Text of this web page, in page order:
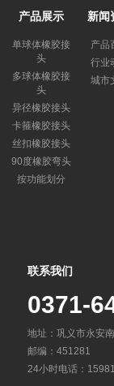
产品展示
单球体橡胶接
头
多球体橡胶接
头
异径橡胶接头
卡箍橡胶接头
丝扣橡胶接头
90度橡胶弯头
按功能划分
新闻
产品
行业
城市
联系我们
0371-
地址：巩义市永安
邮编：451281
24小时电话：